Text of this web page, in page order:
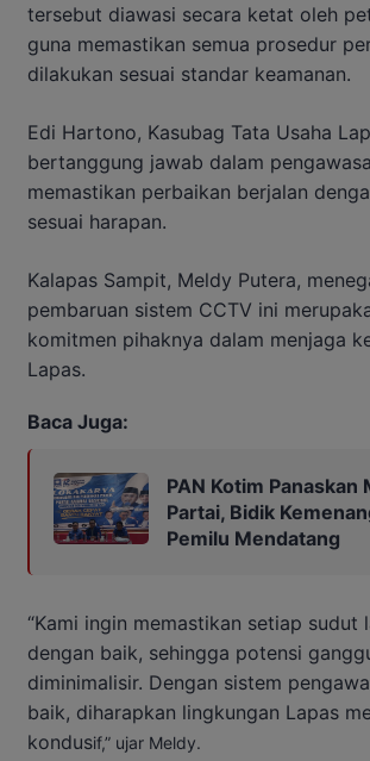
tersebut diawasi secara ketat oleh
guna memastikan semua prosedur
dilakukan sesuai standar keamanan.
Edi Hartono, Kasubag Tata Usaha
bertanggung jawab dalam
memastikan perbaikan berjalan
sesuai harapan.
Kalapas Sampit, Meldy Putera,
pembaruan sistem CCTV ini
komitmen pihaknya dalam menjaga
Lapas.
Baca Juga:
PAN Kotim Panaskan
Partai, Bidik
Pemilu Mendatang
“Kami ingin memastikan setiap sudut
dengan baik, sehingga potensi
diminimalisir. Dengan sistem
baik, diharapkan lingkungan Lapas
kondusif,” ujar Meldy.